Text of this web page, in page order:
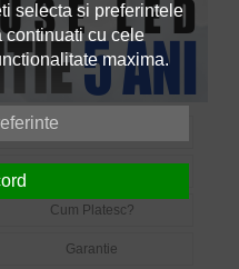
Intrebari Frecvente LED
Cum Platesc?
Garantie
selecta si preferintele
continuati cu cele
maxima.